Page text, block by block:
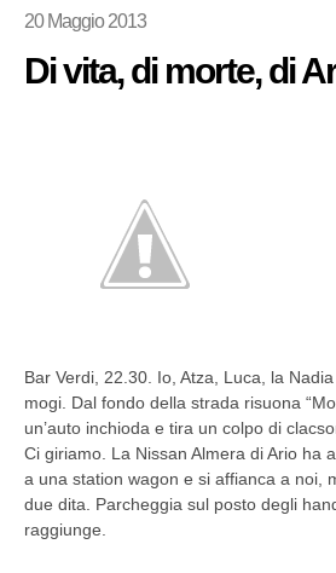
20 Maggio 2013
Di vita, di morte, di
Bar Verdi, 22.30. Io, Atza, Luca, la
mogi. Dal fondo della strada risuona
un’auto inchioda e tira un colpo di
Ci giriamo. La Nissan Almera di Ario ha
a una station wagon e si affianca a noi,
due dita. Parcheggia sul posto degli
raggiunge.